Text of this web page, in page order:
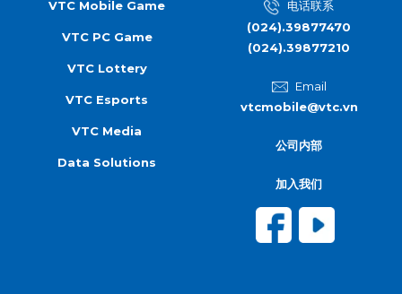
VTC Mobile Game
VTC PC Game
VTC Lottery
VTC Esports
VTC Media
Data Solutions
电话联系
(024).39877470
(024).39877210
Email
vtcmobile@vtc.vn
公司内部
加入我们